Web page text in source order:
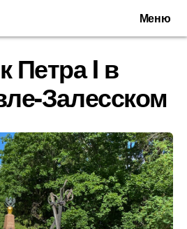
Меню
Петра I в
Залесском